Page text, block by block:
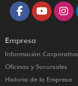
Empresa
Información Corporativa
Oficinas y Sucursales
Historia de la Empresa